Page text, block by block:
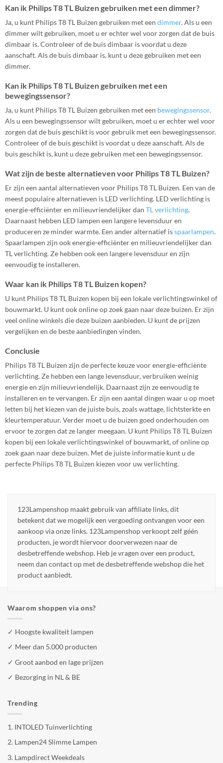
Kan ik Philips T8 TL Buizen gebruiken met een dimmer?
Ja, u kunt Philips T8 TL Buizen gebruiken met een dimmer. Als u een
dimmer wilt gebruiken, moet u er echter wel voor zorgen dat de buis
dimbaar is. Controleer of de buis dimbaar is voordat u deze
aanschaft. Als de buis dimbaar is, kunt u deze gebruiken met een
dimmer.
Kan ik Philips T8 TL Buizen gebruiken met een
bewegingssensor?
Ja, u kunt Philips T8 TL Buizen gebruiken met een bewegingssensor.
Als u een bewegingssensor wilt gebruiken, moet u er echter wel voor
zorgen dat de buis geschikt is voor gebruik met een bewegingssensor.
Controleer of de buis geschikt is voordat u deze aanschaft. Als de
buis geschikt is, kunt u deze gebruiken met een bewegingssensor.
Wat zijn de beste alternatieven voor Philips T8 TL Buizen?
Er zijn een aantal alternatieven voor Philips T8 TL Buizen. Een van de
meest populaire alternatieven is LED verlichting. LED verlichting is
energie-efficiënter en milieuvriendelijker dan TL verlichting.
Daarnaast hebben LED lampen een langere levensduur en
produceren ze minder warmte. Een ander alternatief isspaarlampen.
Spaarlampen zijn ook energie-efficiënter en milieuvriendelijker dan
TL verlichting. Ze hebben ook een langere levensduur en zijn
eenvoudig te installeren.
Waar kan ik Philips T8 TL Buizen kopen?
U kunt Philips T8 TL Buizen kopen bij een lokale verlichtingswinkel of
bouwmarkt. U kunt ook online op zoek gaan naar deze buizen. Er zijn
veel online winkels die deze buizen aanbieden. U kunt de prijzen
vergelijken en de beste aanbiedingen vinden.
Conclusie
Philips T8 TL Buizen zijn de perfecte keuze voor energie-efficiënte
verlichting. Ze hebben een lange levensduur, verbruiken weinig
energie en zijn milieuvriendelijk. Daarnaast zijn ze eenvoudig te
installeren en te vervangen. Er zijn een aantal dingen waar u op moet
letten bij het kiezen van de juiste buis, zoals wattage, lichtsterkte en
kleurtemperatuur. Verder moet u de buizen goed onderhouden om
ervoor te zorgen dat ze langer meegaan. U kunt Philips T8 TL Buizen
kopen bij een lokale verlichtingswinkel of bouwmarkt, of online op
zoek gaan naar deze buizen. Met de juiste informatie kunt u de
perfecte Philips T8 TL Buizen kiezen voor uw verlichting.
123Lampenshop maakt gebruik van affiliate links, dit
betekent dat we mogelijk een vergoeding ontvangen voor een
aankoop via onze links. 123Lampenshop verkoopt zelf géén
producten, je wordt hiervoor doorverwezen naar de
desbetreffende webshop. Heb je vragen over een product,
neem dan contact op met de desbetreffende webshop die het
product aanbiedt.
Waarom shoppen via ons?
✓ Hoogste kwaliteit lampen
✓ Meer dan 5.000 producten
✓ Groot aanbod en lage prijzen
✓ Bezorging in NL & BE
Trending
1. INTOLED Tuinverlichting
2. Lampen24 Slimme Lampen
3. Lampdirect Weekdeals